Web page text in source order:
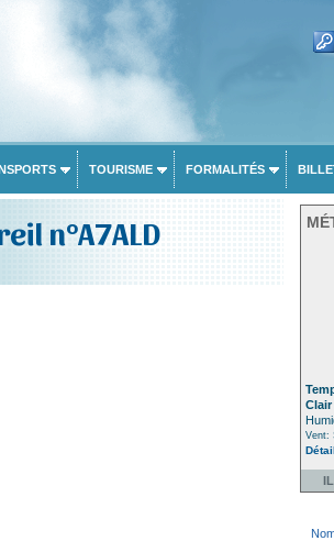
TOURISME FORMALITÉS
n°A7ALD
Clair
Vent: